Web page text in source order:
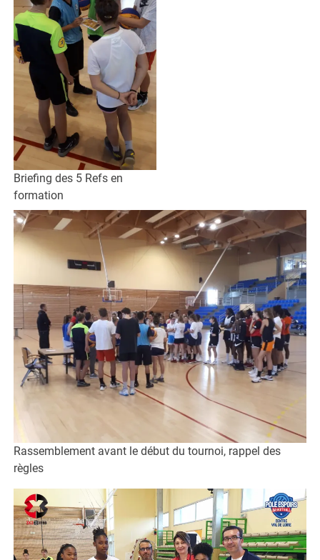
Briefing des 5 Refs en
formation
Rassemblement avant le début du tournoi, rappel des
règles